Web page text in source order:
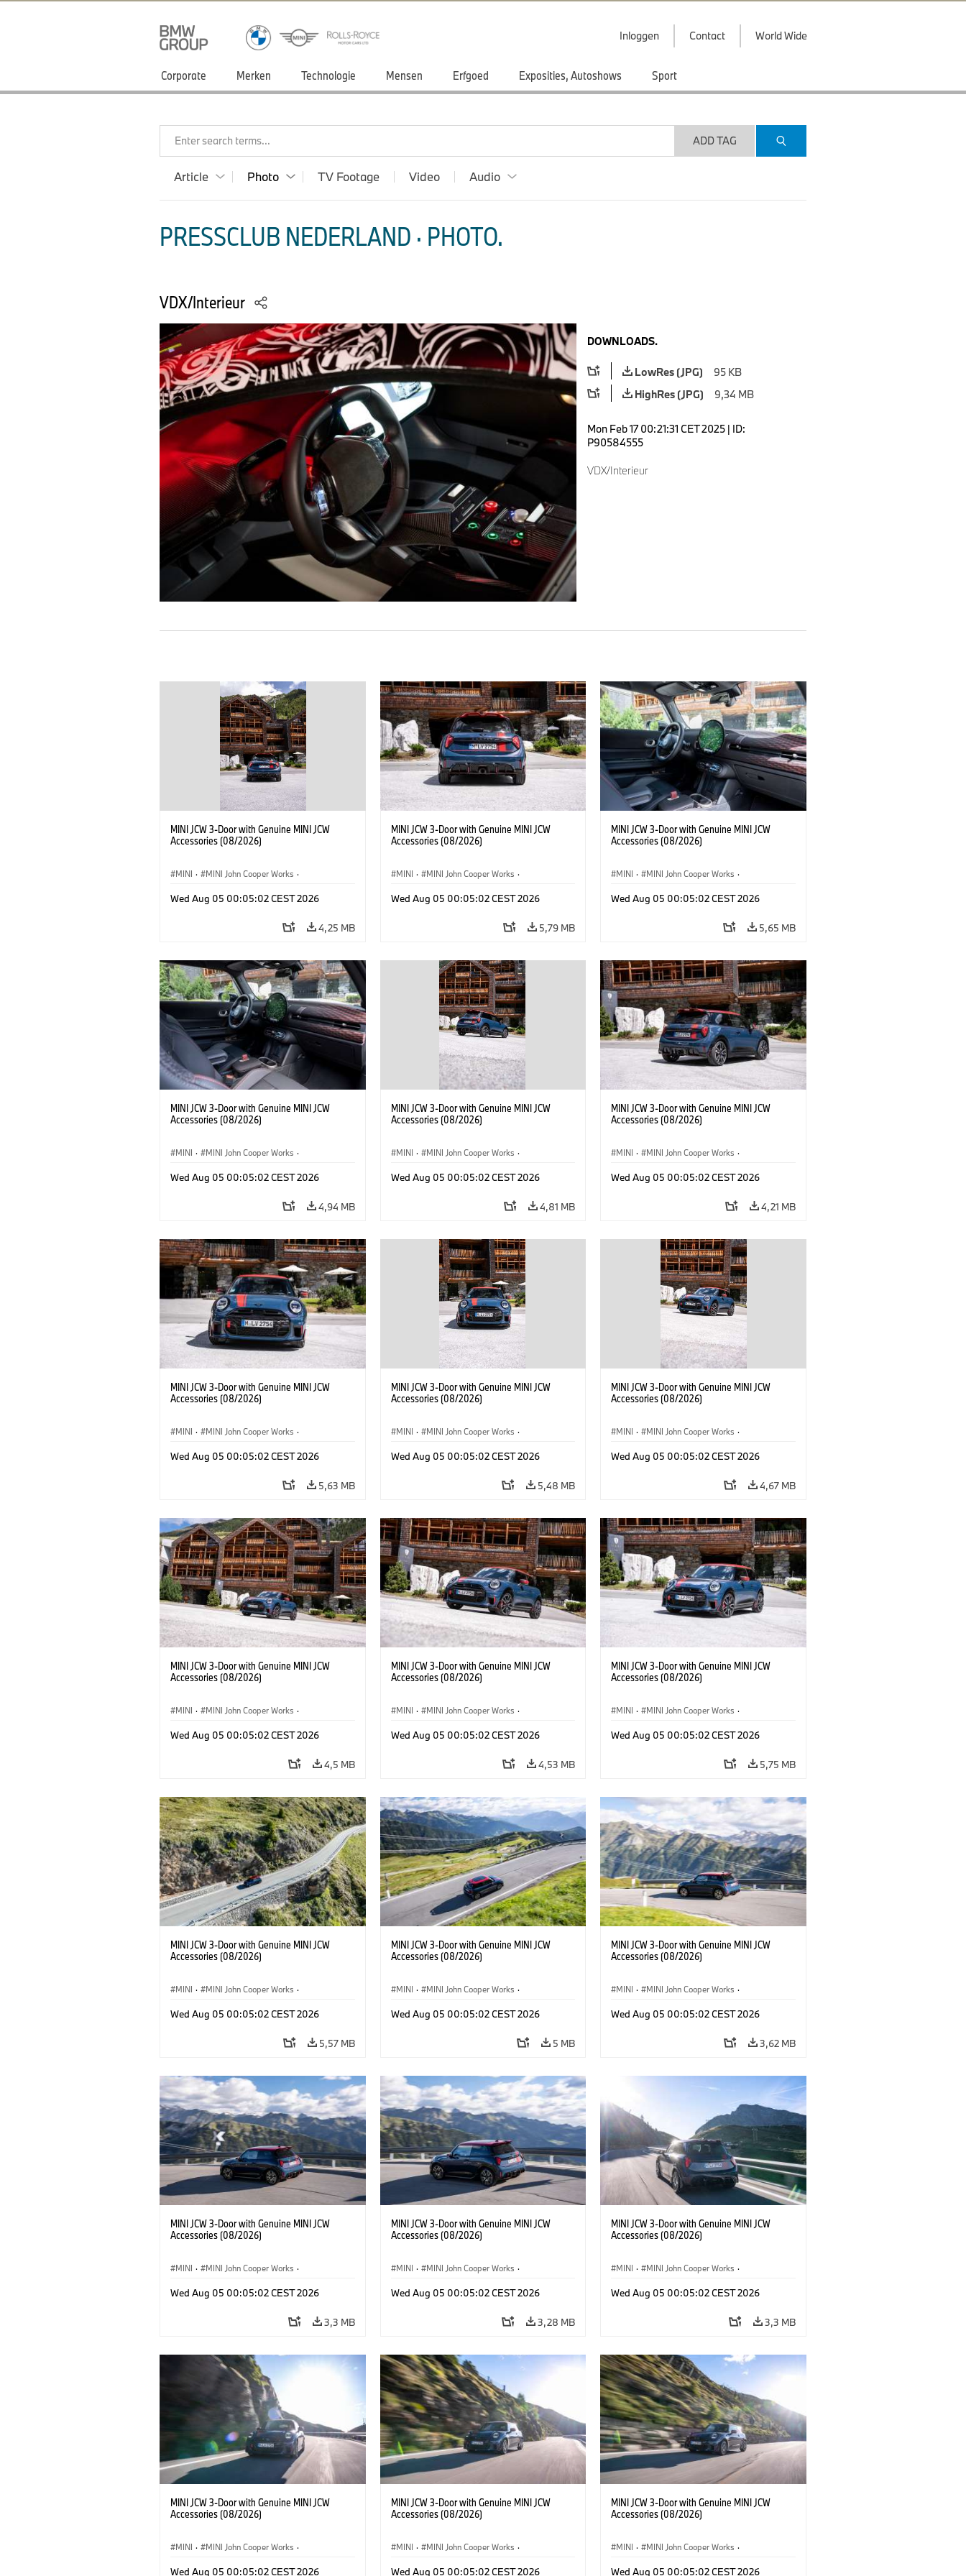
Inloggen Contact World Wide
Corporate Merken Technologie Mensen Erfgoed Exposities, Autoshows Sport
Enter search terms... ADD TAG
Article Photo TV Footage Video Audio
PRESSCLUB NEDERLAND · PHOTO.
VDX/Interieur
DOWNLOADS.
LowRes (JPG)
95 KB
HighRes (JPG)
9,34 MB
Mon Feb 17 00:21:31 CET 2025 | ID:
P90584555
VDX/Interieur
MINI JCW 3-Door with Genuine MINI JCW
Accessories (08/2026)
MINI · MINI John Cooper Works ·
Wed Aug 05 00:05:02 CEST 2026
4,25 MB
MINI JCW 3-Door with Genuine MINI JCW
Accessories (08/2026)
MINI · MINI John Cooper Works ·
Wed Aug 05 00:05:02 CEST 2026
5,79 MB
MINI JCW 3-Door with Genuine MINI JCW
Accessories (08/2026)
MINI · MINI John Cooper Works ·
Wed Aug 05 00:05:02 CEST 2026
5,65 MB
MINI JCW 3-Door with Genuine MINI JCW
Accessories (08/2026)
MINI · MINI John Cooper Works ·
Wed Aug 05 00:05:02 CEST 2026
4,94 MB
MINI JCW 3-Door with Genuine MINI JCW
Accessories (08/2026)
MINI · MINI John Cooper Works ·
Wed Aug 05 00:05:02 CEST 2026
4,81 MB
MINI JCW 3-Door with Genuine MINI JCW
Accessories (08/2026)
MINI · MINI John Cooper Works ·
Wed Aug 05 00:05:02 CEST 2026
4,21 MB
MINI JCW 3-Door with Genuine MINI JCW
Accessories (08/2026)
MINI · MINI John Cooper Works ·
Wed Aug 05 00:05:02 CEST 2026
5,63 MB
MINI JCW 3-Door with Genuine MINI JCW
Accessories (08/2026)
MINI · MINI John Cooper Works ·
Wed Aug 05 00:05:02 CEST 2026
5,48 MB
MINI JCW 3-Door with Genuine MINI JCW
Accessories (08/2026)
MINI · MINI John Cooper Works ·
Wed Aug 05 00:05:02 CEST 2026
4,67 MB
MINI JCW 3-Door with Genuine MINI JCW
Accessories (08/2026)
MINI · MINI John Cooper Works ·
Wed Aug 05 00:05:02 CEST 2026
4,5 MB
MINI JCW 3-Door with Genuine MINI JCW
Accessories (08/2026)
MINI · MINI John Cooper Works ·
Wed Aug 05 00:05:02 CEST 2026
4,53 MB
MINI JCW 3-Door with Genuine MINI JCW
Accessories (08/2026)
MINI · MINI John Cooper Works ·
Wed Aug 05 00:05:02 CEST 2026
5,75 MB
MINI JCW 3-Door with Genuine MINI JCW
Accessories (08/2026)
MINI · MINI John Cooper Works ·
Wed Aug 05 00:05:02 CEST 2026
5,57 MB
MINI JCW 3-Door with Genuine MINI JCW
Accessories (08/2026)
MINI · MINI John Cooper Works ·
Wed Aug 05 00:05:02 CEST 2026
5 MB
MINI JCW 3-Door with Genuine MINI JCW
Accessories (08/2026)
MINI · MINI John Cooper Works ·
Wed Aug 05 00:05:02 CEST 2026
3,62 MB
MINI JCW 3-Door with Genuine MINI JCW
Accessories (08/2026)
MINI · MINI John Cooper Works ·
Wed Aug 05 00:05:02 CEST 2026
3,3 MB
MINI JCW 3-Door with Genuine MINI JCW
Accessories (08/2026)
MINI · MINI John Cooper Works ·
Wed Aug 05 00:05:02 CEST 2026
3,28 MB
MINI JCW 3-Door with Genuine MINI JCW
Accessories (08/2026)
MINI · MINI John Cooper Works ·
Wed Aug 05 00:05:02 CEST 2026
3,3 MB
MINI JCW 3-Door with Genuine MINI JCW
Accessories (08/2026)
MINI · MINI John Cooper Works ·
Wed Aug 05 00:05:02 CEST 2026
MINI JCW 3-Door with Genuine MINI JCW
Accessories (08/2026)
MINI · MINI John Cooper Works ·
Wed Aug 05 00:05:02 CEST 2026
MINI JCW 3-Door with Genuine MINI JCW
Accessories (08/2026)
MINI · MINI John Cooper Works ·
Wed Aug 05 00:05:02 CEST 2026